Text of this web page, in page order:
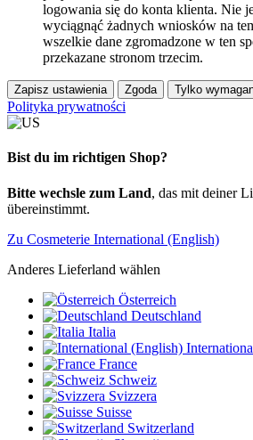
logowania się do konta klienta. Nie
wyciągnąć żadnych wniosków na
wszelkie dane zgromadzone w ten
przekazane stronom trzecim.
Zapisz ustawienia Zgoda Tylko
Polityka prywatności
Bist du im richtigen Shop?
Bitte wechsle zum Land, das mit deiner
übereinstimmt.
Zu Cosmeterie International (English)
Anderes Lieferland wählen
Österreich
Deutschland
Italia
France
Schweiz
Svizzera
Suisse
Switzerland